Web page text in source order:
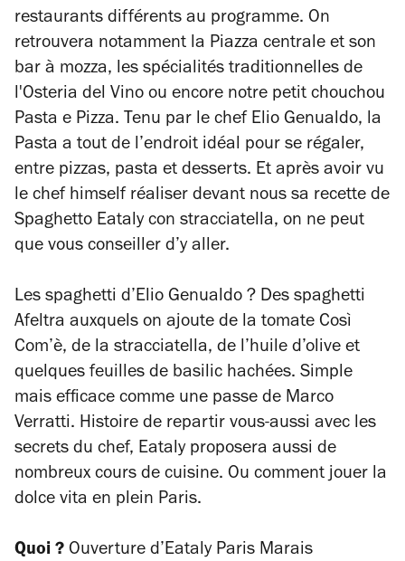
restaurants différents au programme. On
retrouvera notamment la Piazza centrale et son
bar à mozza, les spécialités traditionnelles de
l'Osteria del Vino ou encore notre petit chouchou
Pasta e Pizza. Tenu par le chef Elio Genualdo, la
Pasta a tout de l’endroit idéal pour se régaler,
entre pizzas, pasta et desserts. Et après avoir vu
le chef himself réaliser devant nous sa recette de
Spaghetto Eataly con stracciatella, on ne peut
que vous conseiller d’y aller.
Les spaghetti d’Elio Genualdo ? Des spaghetti
Afeltra auxquels on ajoute de la tomate Così
Com’è, de la stracciatella, de l’huile d’olive et
quelques feuilles de basilic hachées. Simple
mais efficace comme une passe de Marco
Verratti. Histoire de repartir vous-aussi avec les
secrets du chef, Eataly proposera aussi de
nombreux cours de cuisine. Ou comment jouer la
dolce vita en plein Paris.
Quoi ? Ouverture d’Eataly Paris Marais